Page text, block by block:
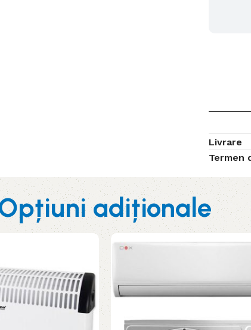
Livrare
Termen
adiționale